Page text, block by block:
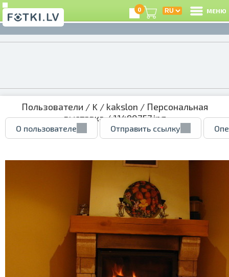
0 МЕНЮ
Пользователи / K / kakslon / Персональная
выставка/ 11490757.jpg
О пользователе Отправить ссылку